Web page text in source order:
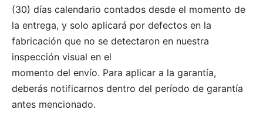
(30) días calendario contados desde el momento de
la entrega, y solo aplicará por defectos en la
fabricación que no se detectaron en nuestra
inspección visual en el
momento del envío. Para aplicar a la garantía,
deberás notificarnos dentro del período de garantía
antes mencionado.